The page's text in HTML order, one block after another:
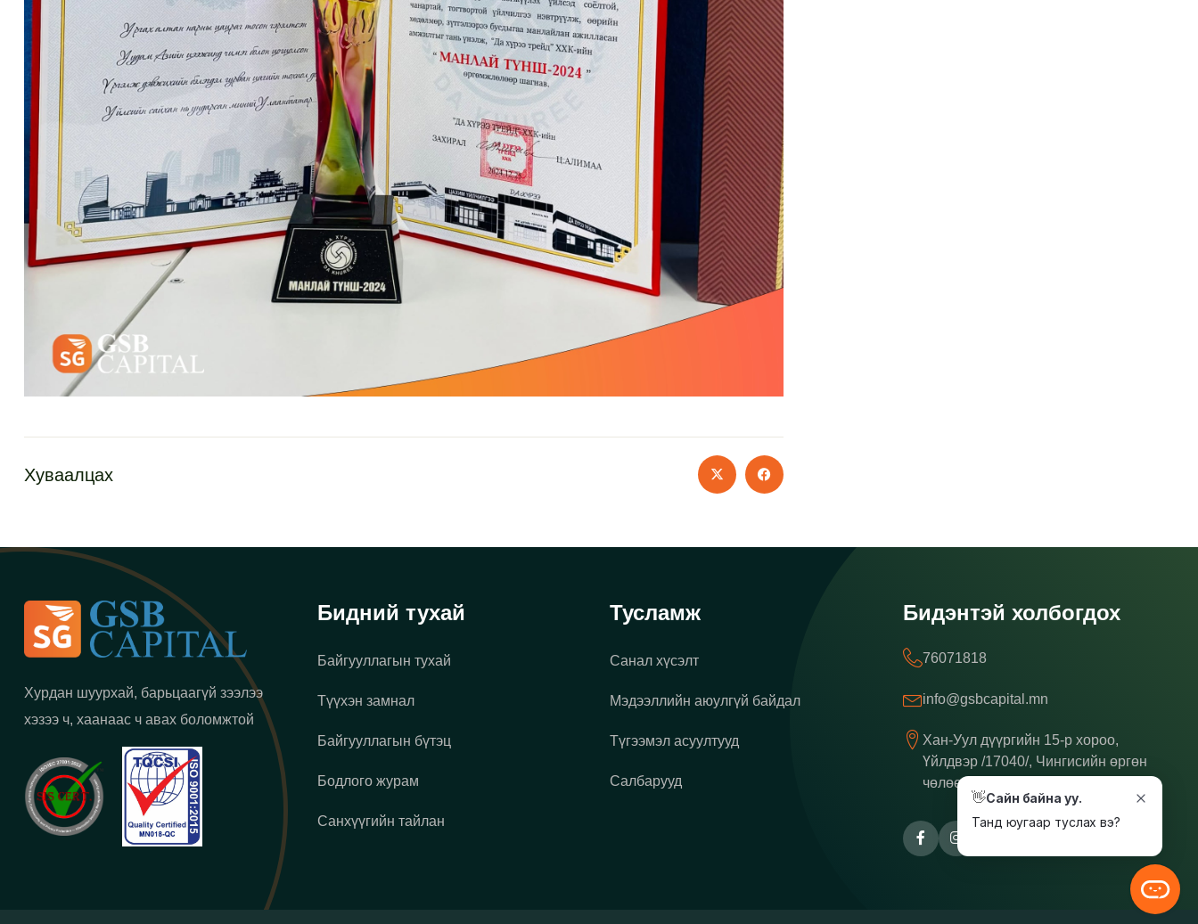
Хуваалцах
Хурдан шуурхай, барьцаагүй зээлээ
хэзээ ч, хаанаас ч авах боломжтой
Бидний тухай
Байгууллагын тухай
Түүхэн замнал
Байгууллагын бүтэц
Бодлого журам
Санхүүгийн тайлан
Тусламж
Санал хүсэлт
Мэдээллийн аюулгүй байдал
Түгээмэл асуултууд
Салбарууд
Бидэнтэй холбогдох
76071818
info@gsbcapital.mn
Хан-Уул дүүргийн 15-р хороо,
Үйлдвэр /17040/, Чингисийн өргөн
чөлөө 37/2
👋Сайн байна уу.
Танд юугаар туслах вэ?